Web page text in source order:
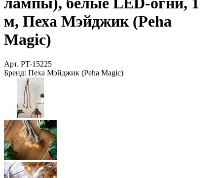
м, Пеха Мэйджик (Peha
Magic)
Арт. PT-15225
Бренд: Пеха Мэйджик (Peha Magic)